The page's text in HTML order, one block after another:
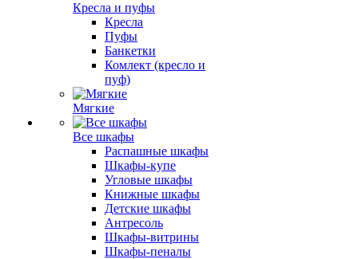
Кресла и пуфы
Кресла
Пуфы
Банкетки
Комлект (кресло и
пуф)
Мягкие
Все шкафы
Распашные шкафы
Шкафы-купе
Угловые шкафы
Книжные шкафы
Детские шкафы
Антресоль
Шкафы-витрины
Шкафы-пеналы